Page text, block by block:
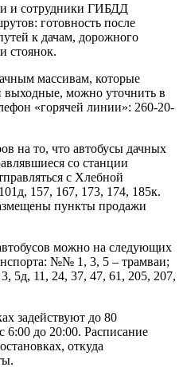
и сотрудники ГИБДД
готовность после
к дачам, дорожного
стоянок.
массивам, которые
выходные, можно уточнить в
«горячей линии»: 260-20-
на то, что автобусы дачных
со станции
с Хлебной
157, 167, 173, 174, 185к.
пункты продажи
можно на следующих
№№ 1, 3, 5 – трамваи;
11, 24, 37, 47, 61, 205, 207,
задействуют до 80
6:00 до 20:00. Расписание
откуда